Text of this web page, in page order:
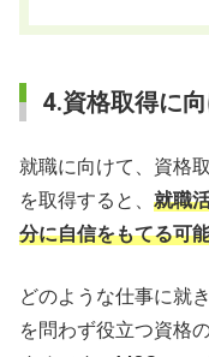
4.資格取得に
就職に向けて、資格
を取得すると、 就職
分に自信をもてる可
どのような仕事に就
を問わず役立つ資格